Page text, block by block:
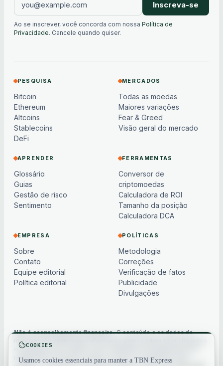
Inscreva-se
Ao se inscrever, você concorda com nossa Política de
Privacidade. Cancele quando quiser.
PESQUISA
Bitcoin
Ethereum
Altcoins
Stablecoins
DeFi
MERCADOS
Todas as moedas
Maiores variações
Fear & Greed
Visão geral do mercado
APRENDER
Glossário
Guias
Gestão de risco
Sentimento
FERRAMENTAS
Conversor de
criptomoedas
Calculadora de ROI
Tamanho da posição
Calculadora DCA
EMPRESA
Sobre
Contato
Equipe editorial
Política editorial
POLÍTICAS
Metodologia
Correções
Verificação de fatos
Publicidade
Divulgações
Não é aconselhamento financeiro.O conteúdo e os dados de
mercado são apenas para informação geral, podem estar atrasados
ou baseados em modelos e não constituem aconselhamento de
investimento, financeiro, jurídico ou fiscal. Os criptoativos são
COOKIES
Usamos cookies essenciais para manter a TBN Express